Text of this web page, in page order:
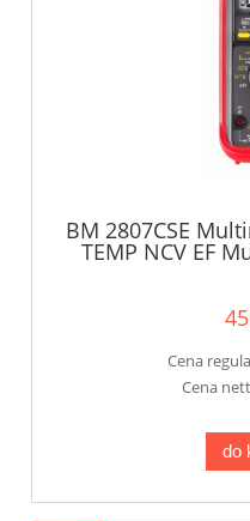
BM 2807CSE
TEMP NCV EF
Cena
Cena
do